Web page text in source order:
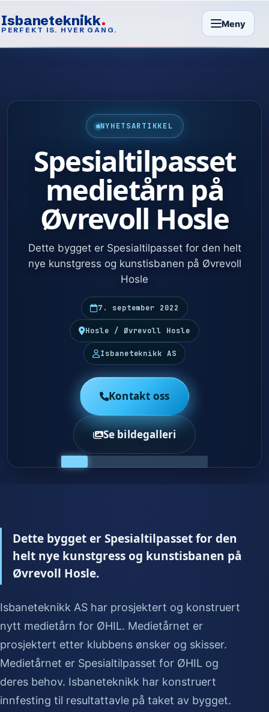
Isbaneteknikk
PERFEKT IS. HVER GANG.
Meny
NYHETSARTIKKEL
Spesialtilpasset
medietårn på
Øvrevoll Hosle
Dette bygget er Spesialtilpasset for den helt
nye kunstgress og kunstisbanen på Øvrevoll
Hosle
7. september 2022
Hosle / Øvrevoll Hosle
Isbaneteknikk AS
Kontakt oss
Se bildegalleri
Dette bygget er Spesialtilpasset for den
helt nye kunstgress og kunstisbanen på
Øvrevoll Hosle.
Isbaneteknikk AS har prosjektert og konstruert
nytt medietårn for ØHIL. Medietårnet er
prosjektert etter klubbens ønsker og skisser.
Medietårnet er Spesialtilpasset for ØHIL og
deres behov. Isbaneteknikk har konstruert
innfesting til resultattavle på taket av bygget.